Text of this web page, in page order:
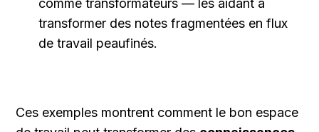
comme transformateurs — les aidant à
transformer des notes fragmentées en flux
de travail peaufinés.
Ces exemples montrent comment le bon espace